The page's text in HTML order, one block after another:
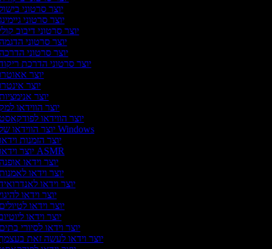
יוצר סרטוני
יוצר סרטוני
יוצר סרטוני דיבוב
יוצר סרטוני
יוצר סרטוני
יוצר סרטוני הדרכת
יוצר
יוצר
יוצר
יוצר הווידאו
יוצר הווידאו
יוצר הווידאו של Windows
יוצר הזמנות
יוצר וידאו ASMR
יוצר וידאו
יוצר וידאו
יוצר וידאו
יוצר וידאו
יוצר וידאו
יוצר וידאו
יוצר וידאו לסיורי
יוצר וידאו לעשה זאת